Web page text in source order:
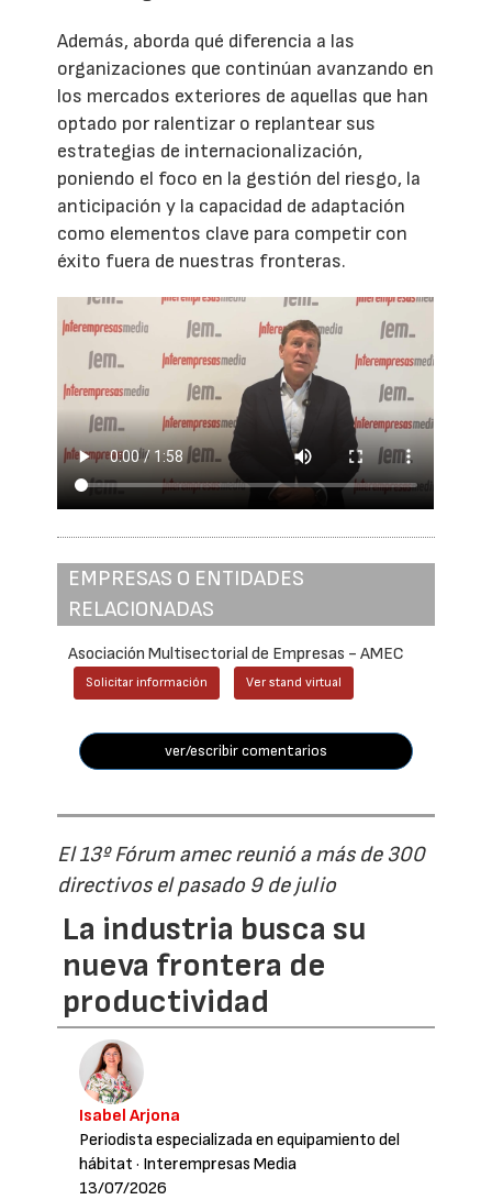
Además, aborda qué diferencia a las
organizaciones que continúan avanzando en
los mercados exteriores de aquellas que han
optado por ralentizar o replantear sus
estrategias de internacionalización,
poniendo el foco en la gestión del riesgo, la
anticipación y la capacidad de adaptación
como elementos clave para competir con
éxito fuera de nuestras fronteras.
EMPRESAS O ENTIDADES
RELACIONADAS
Asociación Multisectorial de Empresas - AMEC
Solicitar información Ver stand virtual
ver/escribir comentarios
El 13º Fórum amec reunió a más de 300
directivos el pasado 9 de julio
La industria busca su
nueva frontera de
productividad
Isabel Arjona
Periodista especializada en equipamiento del
hábitat · Interempresas Media
13/07/2026